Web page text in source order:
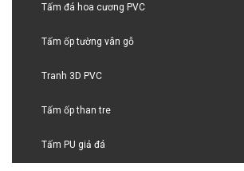
Tấm đá hoa cương PVC
Tấm ốp tường vân gỗ
Tranh 3D PVC
Tấm ốp than tre
Tấm PU giả đá